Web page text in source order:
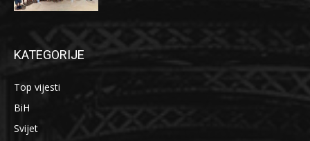
KATEGORIJE
Top vijesti
BiH
Svijet